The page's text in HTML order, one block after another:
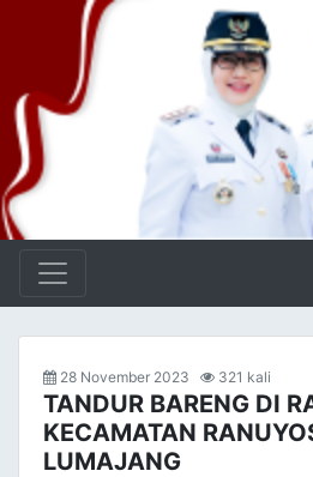
28 November 2023 321 kali
TANDUR BARENG DI
KECAMATAN
LUMAJANG